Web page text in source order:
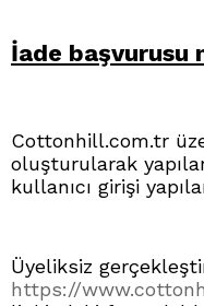
İade başvurusu
Cottonhill.com.tr
oluşturularak
kullanıcı girişi
Üyeliksiz
https://